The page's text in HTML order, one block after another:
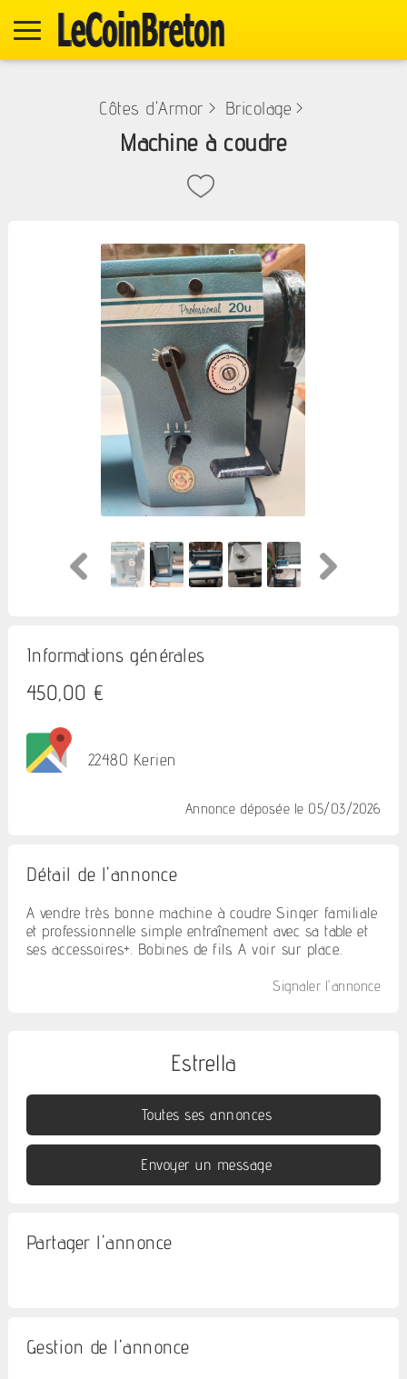
Côtes d'Armor > Bricolage >
Machine à coudre
Informations générales
450,00 €
22480 Kerien
Annonce déposée le 05/03/2026
Détail de l'annonce
A vendre très bonne machine à coudre Singer familiale
et professionnelle simple entraînement avec sa table et
ses accessoires+. Bobines de fils. A voir sur place..
Signaler l'annonce
Estrella
Toutes ses annonces
Envoyer un message
Partager l'annonce
Gestion de l'annonce